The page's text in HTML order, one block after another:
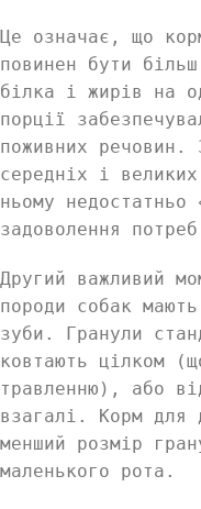
Це означає, що
повинен бути
білка і жирів на
порції
поживних речовин.
середніх і
ньому недостатньо
задоволення
Другий важливий
породи собак
зуби. Гранули
ковтають цілком
травленню), або
взагалі. Корм для
менший розмір
маленького рота.